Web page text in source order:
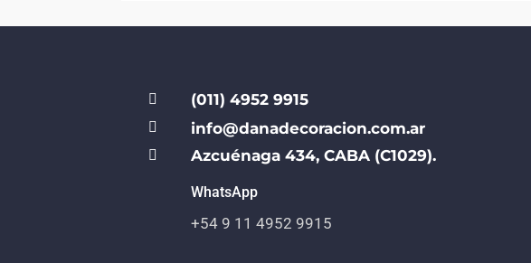
 (011) 4952 9915
 info@danadecoracion.com.ar
 Azcuénaga 434, CABA (C1029).
WhatsApp
+54 9 11 4952 9915